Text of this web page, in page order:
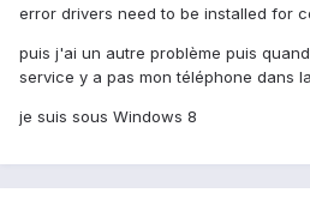
error drivers need to be installed for
puis j'ai un autre problème puis
service y a pas mon téléphone dans
je suis sous Windows 8